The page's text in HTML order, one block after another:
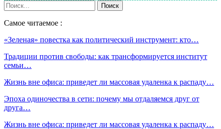
Самое читаемое :
«Зеленая» повестка как политический инструмент: кто…
Традиции против свободы: как трансформируется институт
семьи…
Жизнь вне офиса: приведет ли массовая удаленка к распаду…
Эпоха одиночества в сети: почему мы отдаляемся друг от
друга…
Жизнь вне офиса: приведет ли массовая удаленка к распаду…